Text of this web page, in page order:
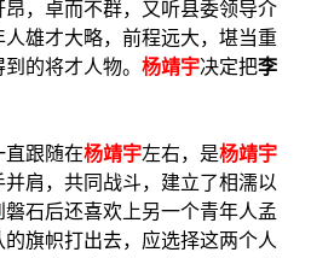
，卓而不群，又听县委领导介
雄才大略，前程远大，堪当重
的将才人物。 杨靖宇决定把李
直跟随在杨靖宇左右，是杨靖宇
肩，共同战斗，建立了相濡以
磐石后还喜欢上另一个青年人孟
旗帜打出去，应选择这两个人